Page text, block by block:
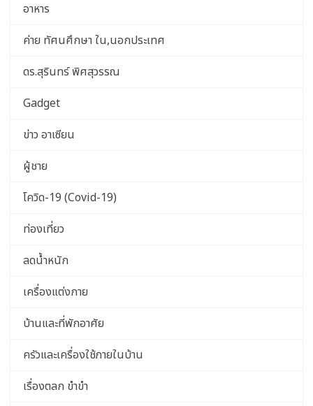
อาหาร
ค่าย ทัศนศึกษา ใน,นอกประเทศ
ดร.สุรินทร์ พิศสุวรรณ
Gadget
ข่าว อาเซียน
ผู้ชาย
โควิด-19 (Covid-19)
ท่องเที่ยว
ลดน้ำหนัก
เครื่องแต่งกาย
บ้านและที่พักอาศัย
ครัวและเครื่องใช้ภายในบ้าน
เรื่องตลก ขำขำ